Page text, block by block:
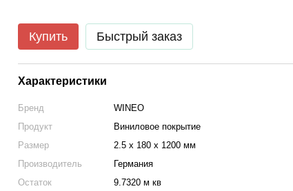
Купить Быстрый заказ
Характеристики
Бренд
WINEO
Продукт
Виниловое покрытие
Размер
2.5 х 180 х 1200 мм
Производитель
Германия
Остаток
9.7320 м кв